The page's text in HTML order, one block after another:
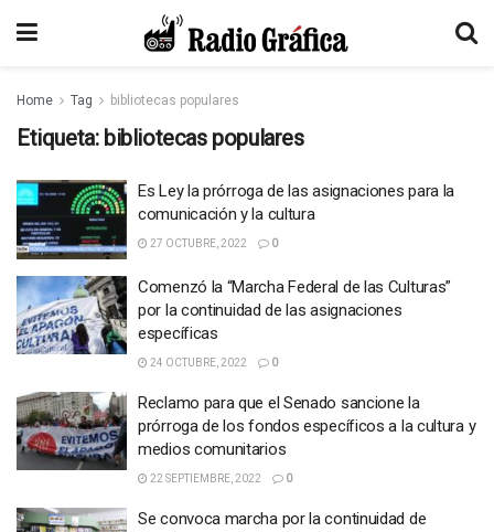
Home Tag bibliotecas populares
Etiqueta: bibliotecas populares
Es Ley la prórroga de las asignaciones para la
comunicación y la cultura
27 OCTUBRE, 2022 0
Comenzó la “Marcha Federal de las Culturas”
por la continuidad de las asignaciones
específicas
24 OCTUBRE, 2022 0
Reclamo para que el Senado sancione la
prórroga de los fondos específicos a la cultura y
medios comunitarios
22 SEPTIEMBRE, 2022 0
Se convoca marcha por la continuidad de